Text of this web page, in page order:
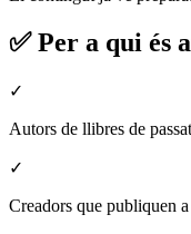
✅ Per a qui és
✓
Autors de llibres de
✓
Creadors que publiquen